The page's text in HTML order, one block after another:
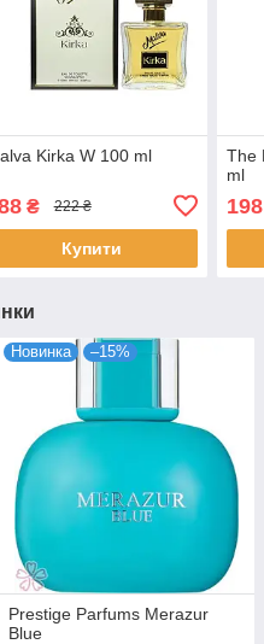
Kirka W 100 ml
₴ 222 ₴
Купити
The
ml
198
Новинка –15%
Prestige Parfums Merazur
Blue